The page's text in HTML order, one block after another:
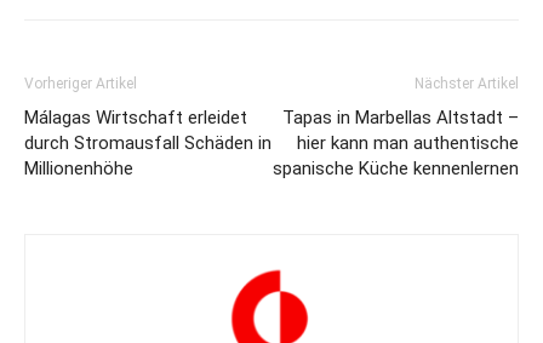
Vorheriger Artikel
Málagas Wirtschaft erleidet
durch Stromausfall Schäden in
Millionenhöhe
Nächster Artikel
Tapas in Marbellas Altstadt –
hier kann man authentische
spanische Küche kennenlernen